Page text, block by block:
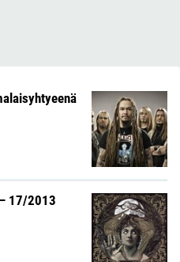
17/2013